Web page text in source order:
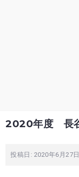
2020年度 長
投稿日: 2020年6月27日